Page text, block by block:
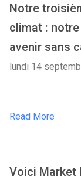
Notre
climat :
avenir sans
lundi 14
Read More
Voici Market